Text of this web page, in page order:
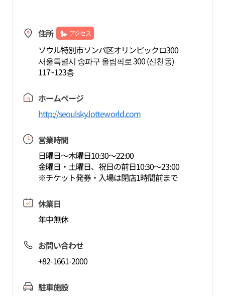
住所 アクセス
ソウル特別市ソンパ区オリンピックロ300
서울특별시 송파구 올림픽로 300 (신천동)
117~123층
ホームページ
http://seoulsky.lotteworld.com
営業時間
日曜日～木曜日10:30～22:00
金曜日・土曜日、祝日の前日10:30～23:00
※チケット発券・入場は閉店1時間前まで
休業日
年中無休
お問い合わせ
+82-1661-2000
駐車施設